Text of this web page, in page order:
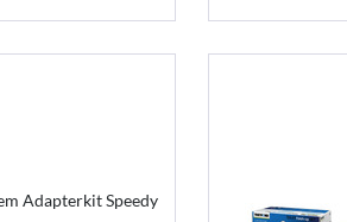
Adapterkit Speedy